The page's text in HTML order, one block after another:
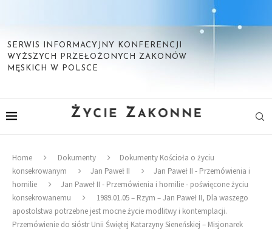
SERWIS INFORMACYJNY KONFERENCJI
WYŻSZYCH PRZEŁOŻONYCH ZAKONÓW
MĘSKICH W POLSCE
Home Dokumenty
Dokumenty Kościoła o życiu
konsekrowanym
Jan Paweł II
Jan Paweł II - Przemówienia i
homilie
Jan Paweł II - Przemówienia i homilie - poświęcone życiu
konsekrowanemu
1989.01.05 – Rzym – Jan Paweł II, Dla waszego
apostolstwa potrzebne jest mocne życie modlitwy i kontemplacji.
Przemówienie do sióstr Unii Świętej Katarzyny Sieneńskiej – Misjonarek